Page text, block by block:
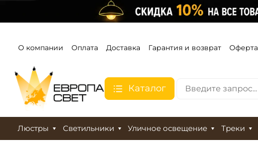
О компании Оплата Доставка Гарантия и возврат Оферта
Каталог
Люстры Светильники Уличное освещение Треки